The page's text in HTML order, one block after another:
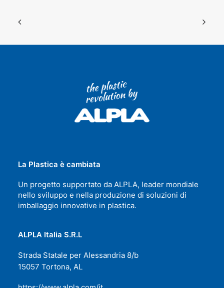
La Plastica è cambiata
Un progetto supportato da ALPLA, leader mondiale
nello sviluppo e nella produzione di soluzioni di
imballaggio innovative in plastica.
ALPLA Italia S.R.L
Strada Statale per Alessandria 8/b
15057 Tortona, AL